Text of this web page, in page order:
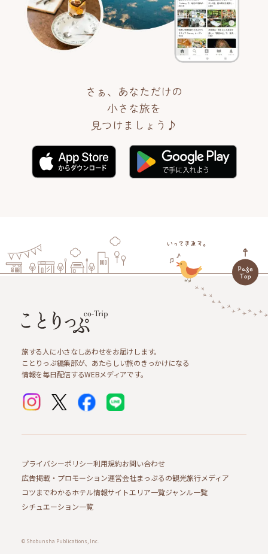
さぁ、あなただけの
小さな旅を
見つけましょう♪
旅する人に小さなしあわせをお届けします。
ことりっぷ編集部が、あたらしい旅のきっかけになる
情報を毎日配信するWEBメディアです。
プライバシーポリシー利用規約お問い合わせ
広告掲載・プロモーション運営会社まっぷるの観光旅行メディア
コツまでわかるホテル情報サイトエリア一覧ジャンル一覧
シチュエーション一覧
© Shobunsha Publications, Inc.